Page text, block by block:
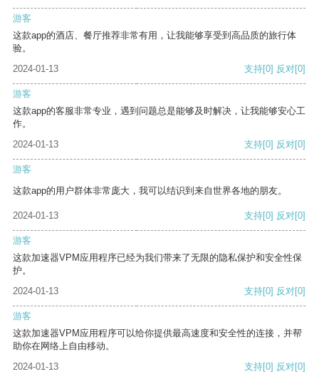
游客
这款app的酒店、餐厅推荐非常有用，让我能够享受到高品质的旅行体
验。
2024-01-13
支持[0] 反对[0]
游客
这款app的客服非常专业，遇到问题总是能够及时解决，让我能够安心工
作。
2024-01-13
支持[0] 反对[0]
游客
这款app的用户群体非常庞大，我可以结识到来自世界各地的朋友。
2024-01-13 支持[0] 反对[0]
游客
这款加速器VPM应用程序已经为我们带来了无限的隐私保护和安全性保
护。
2024-01-13
支持[0] 反对[0]
游客
这款加速器VPM应用程序可以给你提供最高速度和安全性的连接，并帮
助你在网络上自由移动。
2024-01-13
支持[0] 反对[0]